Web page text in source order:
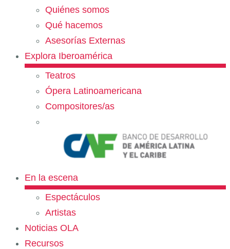
Quiénes somos
Qué hacemos
Asesorías Externas
Explora Iberoamérica
Teatros
Ópera Latinoamericana
Compositores/as
En la escena
Espectáculos
Artistas
Noticias OLA
Recursos